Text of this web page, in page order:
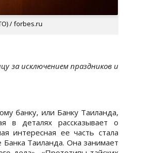
/ forbes.ru
за исключением праздников и
банку, или Банку Таиланда,
в деталях рассказывает о
интересная ее часть стала
Таиланда. Она занимает